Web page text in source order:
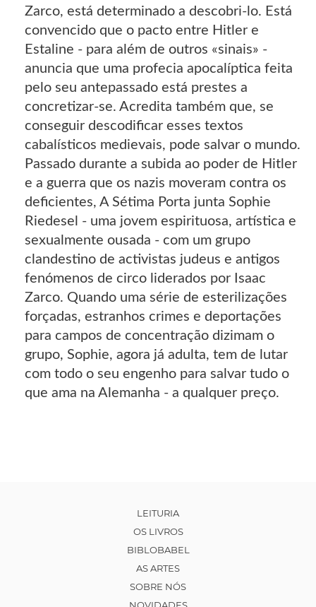
Zarco, está determinado a descobri-lo. Está
convencido que o pacto entre Hitler e
Estaline - para além de outros «sinais» -
anuncia que uma profecia apocalíptica feita
pelo seu antepassado está prestes a
concretizar-se. Acredita também que, se
conseguir descodificar esses textos
cabalísticos medievais, pode salvar o mundo.
Passado durante a subida ao poder de Hitler
e a guerra que os nazis moveram contra os
deficientes, A Sétima Porta junta Sophie
Riedesel - uma jovem espirituosa, artística e
sexualmente ousada - com um grupo
clandestino de activistas judeus e antigos
fenómenos de circo liderados por Isaac
Zarco. Quando uma série de esterilizações
forçadas, estranhos crimes e deportações
para campos de concentração dizimam o
grupo, Sophie, agora já adulta, tem de lutar
com todo o seu engenho para salvar tudo o
que ama na Alemanha - a qualquer preço.
LEITURIA
OS LIVROS
BIBLOBABEL
AS ARTES
SOBRE NÓS